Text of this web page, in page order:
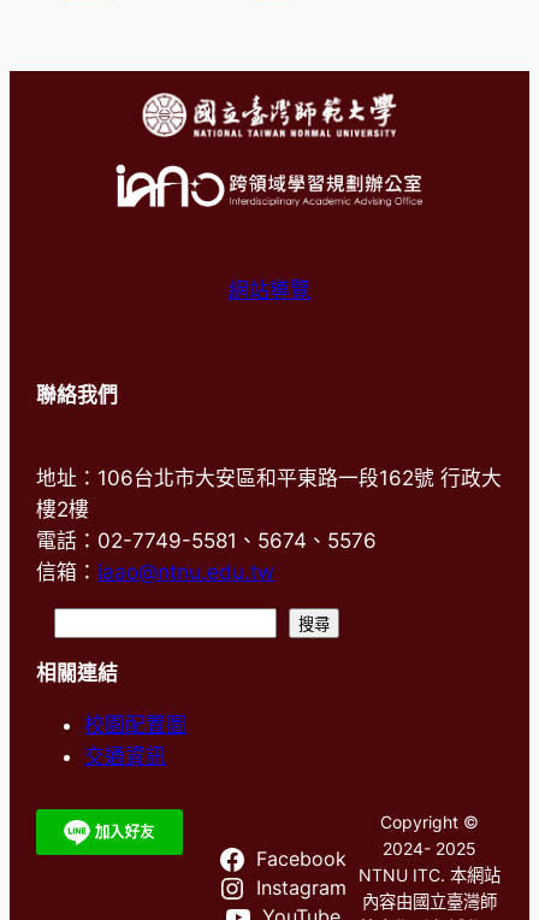
網站導覽
聯絡我們
地址：106台北市大安區和平東路一段162號 行政大
樓2樓
電話：02-7749-5581、5674、5576
信箱： iaao@ntnu.edu.tw
搜尋
相關連結
校園配置圖
交通資訊
Facebook
Instagram
Copyright ©
2024- 2025
NTNU ITC. 本網站
內容由國立臺灣師